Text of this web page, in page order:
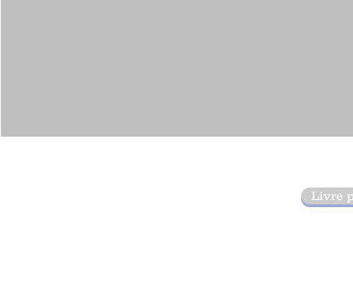
Livre